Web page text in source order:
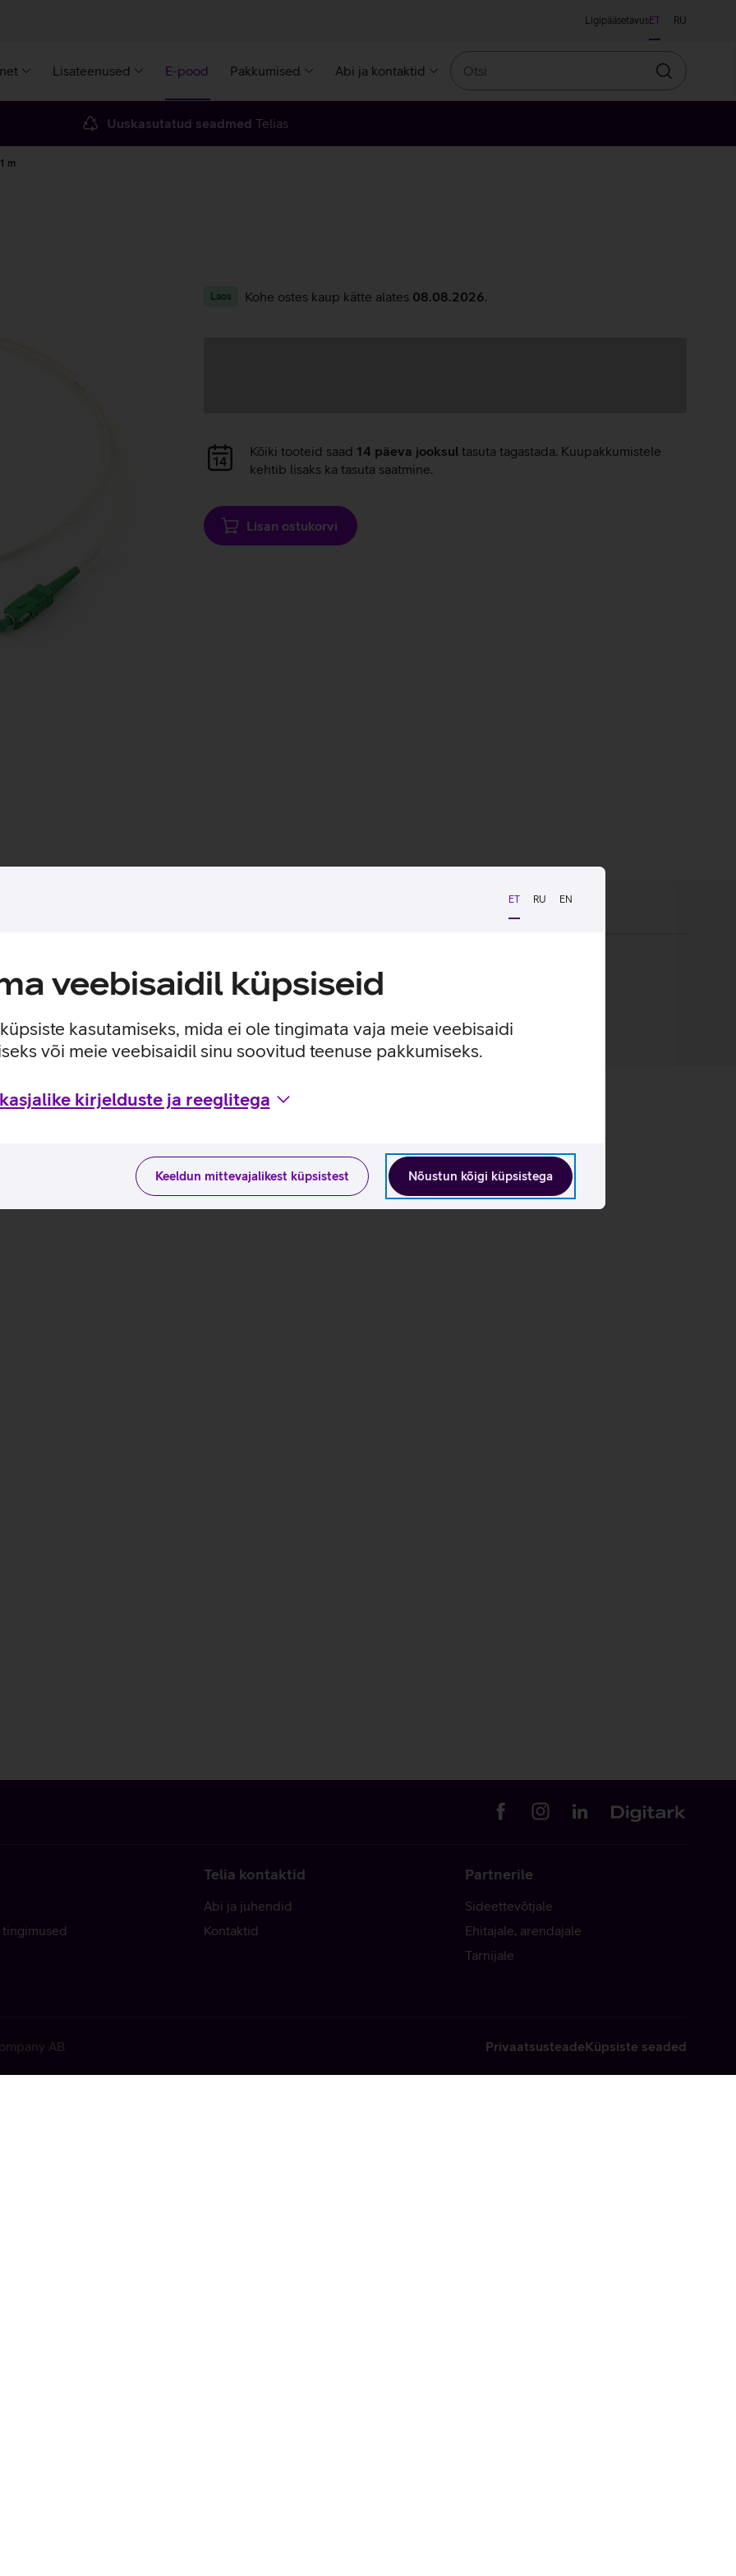
ET RU EN
veebisaidil küpsiseid
kasutamiseks, mida ei ole tingimata vaja meie veebisaidi
või meie veebisaidil sinu soovitud teenuse pakkumiseks.
kirjelduste ja reeglitega
Nõustun kõigi küpsistega
Keeldun mittevajalikest küpsistest
LigipääsetavusET RU
Lisateenused E-pood Pakkumised Abi ja kontaktid
Otsin
Uuskasutatud seadmed Telias
m
Laos Kohe ostes kaup kätte alates 08.08.2026
Andmete
laadimine
Kõiki tooteid saad 14 päeva jooksul tasuta tagastada. Kuupakkumistele
kehtib lisaks ka tasuta saatmine.
Lisan ostukorvi
Telia kontaktid
Abi ja juhendid
Kontaktid
Partnerile
Sideettevõtjale
Ehitajale, arendajale
Tarnijale
AB PrivaatsusteadeKüpsiste seaded